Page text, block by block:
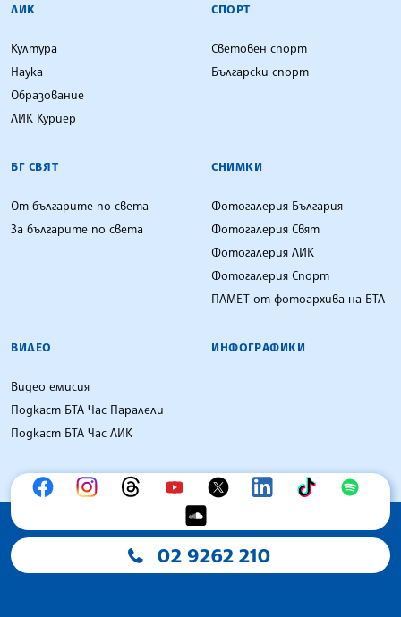
ЛИК
Култура
Наука
Образование
ЛИК Куриер
СПОРТ
Световен спорт
Български спорт
БГ СВЯТ
От българите по света
За българите по света
СНИМКИ
Фотогалерия България
Фотогалерия Свят
Фотогалерия ЛИК
Фотогалерия Спорт
ПАМЕТ от фотоархива на БТА
ВИДЕО
Видео емисия
Подкаст БТА Час Паралели
Подкаст БТА Час ЛИК
ИНФОГРАФИКИ
02 9262 210